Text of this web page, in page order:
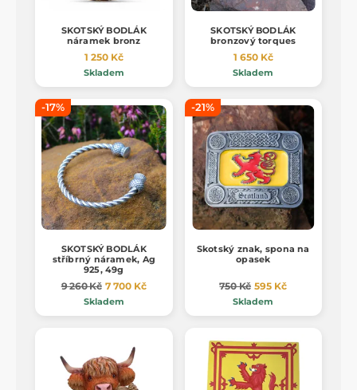
SKOTSKÝ BODLÁK
náramek bronz
1 250 Kč
Skladem
SKOTSKÝ BODLÁK
bronzový torques
1 650 Kč
Skladem
-17%
SKOTSKÝ BODLÁK
stříbrný náramek, Ag
925, 49g
9 260 Kč 7 700 Kč
Skladem
-21%
Skotský znak, spona na
opasek
750 Kč 595 Kč
Skladem